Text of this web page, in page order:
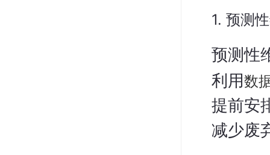
1. 预测
预测性
利用数
提前安
减少废